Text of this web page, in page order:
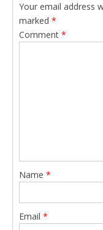
Your email address
marked *
Comment *
Name *
Email *